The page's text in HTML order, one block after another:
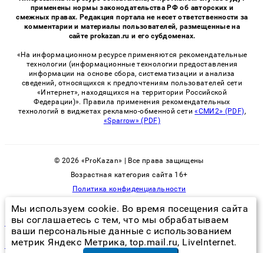
применены нормы законодательства РФ об авторских и
смежных правах. Редакция портала не несет ответственности за
комментарии и материалы пользователей, размещенные на
сайте prokazan.ru и его субдоменах.
«На информационном ресурсе применяются рекомендательные
технологии (информационные технологии предоставления
информации на основе сбора, систематизации и анализа
сведений, относящихся к предпочтениям пользователей сети
«Интернет», находящихся на территории Российской
Федерации)». Правила применения рекомендательных
технологий в виджетах рекламно-обменной сети«СМИ2» (PDF),
«Sparrow» (PDF)
© 2026 «ProKazan» | Все права защищены
Возрастная категория сайта 16+
Политика конфиденциальности
клопы кусаются или нет
психотерапевт расстройство пищевого поведенияв Нижнем
Мы используем cookie. Во время посещения сайта
вы соглашаетесь с тем, что мы обрабатываем
ваши персональные данные с использованием
метрик Яндекс Метрика, top.mail.ru, LiveInternet.